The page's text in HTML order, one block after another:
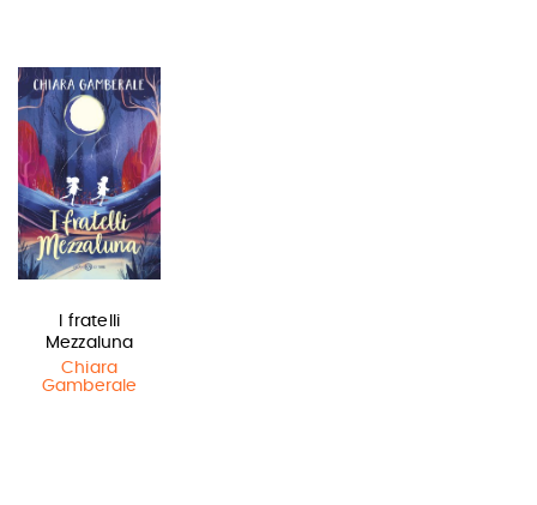
I fratelli
Mezzaluna
Chiara
Gamberale